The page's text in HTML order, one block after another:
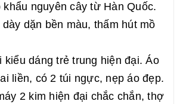
khẩu nguyên cây từ Hàn Quốc.
dặn bền màu, thấm hút mồ
kiểu dáng trẻ trung hiện đại. Áo
liền, có 2 túi ngực, nẹp áo đẹp.
2 kim hiện đại chắc chắn, thợ